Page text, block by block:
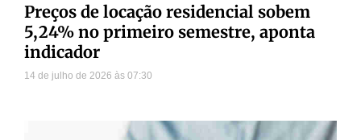
Preços de locação residencial sobem
5,24% no primeiro semestre, aponta
indicador
14 de julho de 2026 07:30